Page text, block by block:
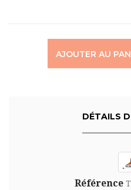
AJOUTER AU
DÉTAILS
Référence